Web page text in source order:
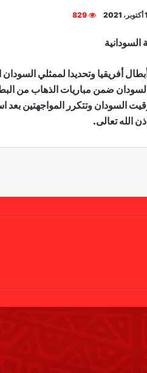
829
لكرة القدم كاف رسميا موعذ وتوقيت مباريات دور ال٣٢
ضمن مباريات الذهاب من
السودان وتتكرر المواجهتين بعد
الله تعالى.